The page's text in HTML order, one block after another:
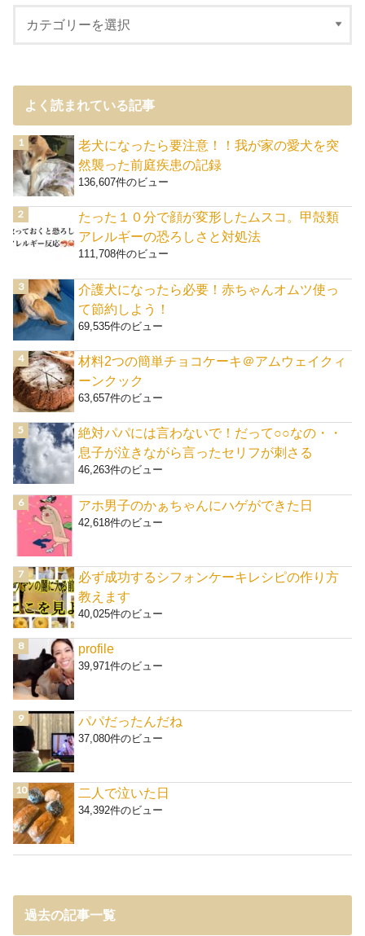
よく読まれている記事
老犬になったら要注意！！我が家の愛犬を突
然襲った前庭疾患の記録
136,607件のビュー
たった１０分で顔が変形したムスコ。甲殻類
アレルギーの恐ろしさと対処法
111,708件のビュー
介護犬になったら必要！赤ちゃんオムツ使っ
て節約しよう！
69,535件のビュー
材料2つの簡単チョコケーキ＠アムウェイクィ
ーンクック
63,657件のビュー
絶対パパには言わないで！だって○○なの・・
息子が泣きながら言ったセリフが刺さる
46,263件のビュー
アホ男子のかぁちゃんにハゲができた日
42,618件のビュー
必ず成功するシフォンケーキレシピの作り方
教えます
40,025件のビュー
profile
39,971件のビュー
パパだったんだね
37,080件のビュー
二人で泣いた日
34,392件のビュー
過去の記事一覧